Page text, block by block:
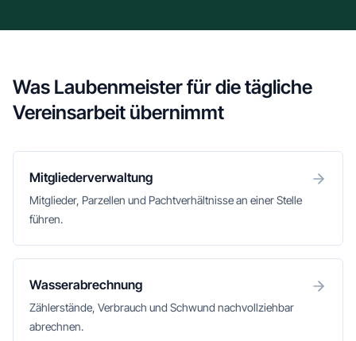
Was Laubenmeister für die tägliche
Vereinsarbeit übernimmt
Mitgliederverwaltung
Mitglieder, Parzellen und Pachtverhältnisse an einer Stelle
führen.
Wasserabrechnung
Zählerstände, Verbrauch und Schwund nachvollziehbar
abrechnen.